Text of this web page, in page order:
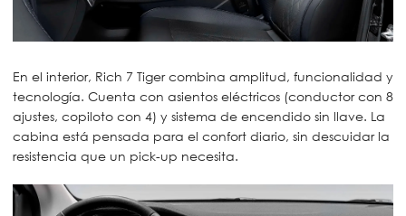
En el interior, Rich 7 Tiger combina amplitud, funcionalidad y
tecnología. Cuenta con asientos eléctricos (conductor con 8
ajustes, copiloto con 4) y sistema de encendido sin llave. La
cabina está pensada para el confort diario, sin descuidar la
resistencia que un pick-up necesita.